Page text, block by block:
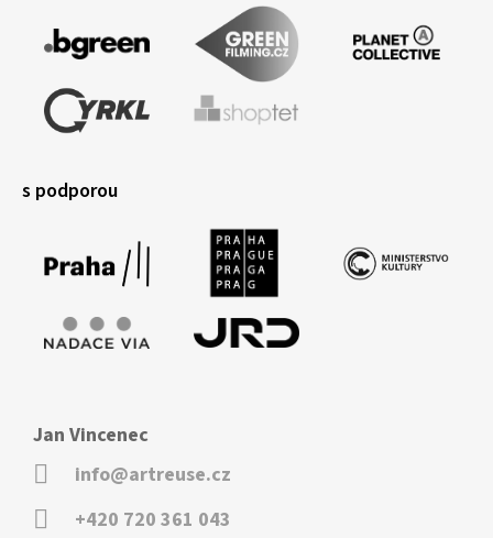
s podporou
Jan Vincenec
info@artreuse.cz
+420 720 361 043